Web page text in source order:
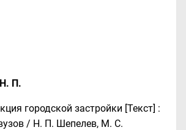
П.
городской застройки [Текст] :
/ Н. П. Шепелев, М. С.